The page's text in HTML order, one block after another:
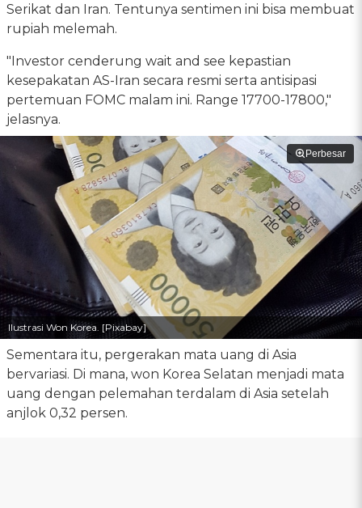
Serikat dan Iran. Tentunya sentimen ini bisa membuat
rupiah melemah.
"Investor cenderung wait and see kepastian
kesepakatan AS-Iran secara resmi serta antisipasi
pertemuan FOMC malam ini. Range 17700-17800,"
jelasnya.
Perbesar
Ilustrasi Won Korea. [Pixabay]
Sementara itu, pergerakan mata uang di Asia
bervariasi. Di mana, won Korea Selatan menjadi mata
uang dengan pelemahan terdalam di Asia setelah
anjlok 0,32 persen.